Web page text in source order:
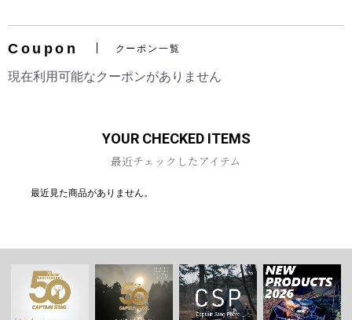
お買い物を続ける カートへ進む
Coupon クーポン一覧
現在利用可能なクーポンがありません
YOUR CHECKED ITEMS
最近チェックしたアイテム
最近見た商品がありません。